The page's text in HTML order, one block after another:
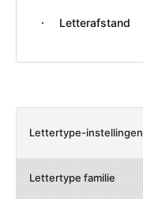
Letterafstand
Lettertype-instellingen
Lettertype familie